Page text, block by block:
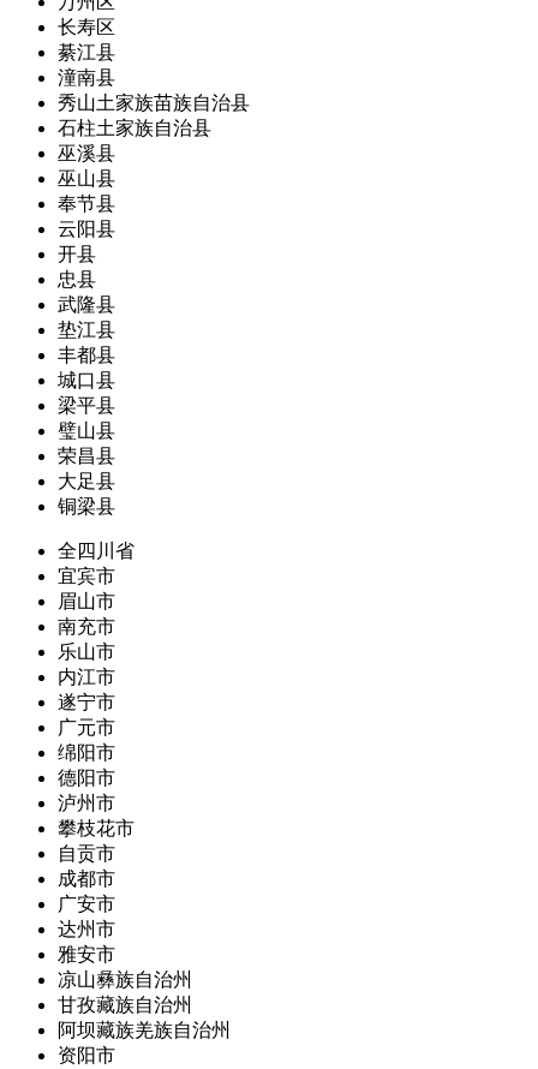
长寿区
綦江县
潼南县
秀山土家族苗族自治县
石柱土家族自治县
巫溪县
巫山县
奉节县
云阳县
开县
忠县
武隆县
垫江县
丰都县
城口县
梁平县
璧山县
荣昌县
大足县
铜梁县
全四川省
宜宾市
眉山市
南充市
乐山市
内江市
遂宁市
广元市
绵阳市
德阳市
泸州市
攀枝花市
自贡市
成都市
广安市
达州市
雅安市
凉山彝族自治州
甘孜藏族自治州
阿坝藏族羌族自治州
资阳市